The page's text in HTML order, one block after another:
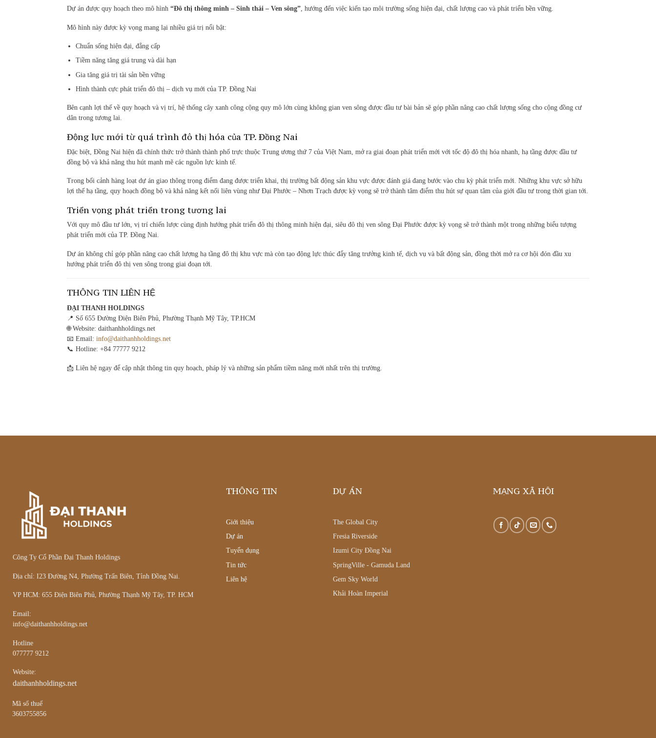
Dự án được quy hoạch theo mô hình “Đô thị thông minh – Sinh thái – Ven sông” , hướng đến việc kiến tạo môi trường sống hiện đại, chất lượng cao và phát triển bền vững.
Mô hình này được kỳ vọng mang lại nhiều giá trị nổi bật:
Chuẩn sống hiện đại, đẳng cấp
Tiềm năng tăng giá trung và dài hạn
Gia tăng giá trị tài sản bền vững
Hình thành cực phát triển đô thị – dịch vụ mới của TP. Đồng Nai
Bên cạnh lợi thế về quy hoạch và vị trí, hệ thống cây xanh công cộng quy mô lớn cùng không gian ven sông được đầu tư bài bản sẽ góp phần nâng cao chất lượng sống cho cộng đồng cư
dân trong tương lai.
Động lực mới từ quá trình đô thị hóa của TP. Đồng Nai
Đặc biệt, Đồng Nai hiện đã chính thức trở thành thành phố trực thuộc Trung ương thứ 7 của Việt Nam, mở ra giai đoạn phát triển mới với tốc độ đô thị hóa nhanh, hạ tầng được đầu tư
đồng bộ và khả năng thu hút mạnh mẽ các nguồn lực kinh tế.
Trong bối cảnh hàng loạt dự án giao thông trọng điểm đang được triển khai, thị trường bất động sản khu vực được đánh giá đang bước vào chu kỳ phát triển mới. Những khu vực sở hữu
lợi thế hạ tầng, quy hoạch đồng bộ và khả năng kết nối liên vùng như Đại Phước – Nhơn Trạch được kỳ vọng sẽ trở thành tâm điểm thu hút sự quan tâm của giới đầu tư trong thời gian tới.
Triển vọng phát triển trong tương lai
Với quy mô đầu tư lớn, vị trí chiến lược cùng định hướng phát triển đô thị thông minh hiện đại, siêu đô thị ven sông Đại Phước được kỳ vọng sẽ trở thành một trong những biểu tượng
phát triển mới của TP. Đồng Nai.
Dự án không chỉ góp phần nâng cao chất lượng hạ tầng đô thị khu vực mà còn tạo động lực thúc đẩy tăng trưởng kinh tế, dịch vụ và bất động sản, đồng thời mở ra cơ hội đón đầu xu
hướng phát triển đô thị ven sông trong giai đoạn tới.
THÔNG TIN LIÊN HỆ
ĐẠI THANH HOLDINGS
📍 Số 655 Đường Điện Biên Phủ, Phường Thạnh Mỹ Tây, TP.HCM
🌐 Website: daithanhholdings.net
📧 Email: info@daithanhholdings.net
📞 Hotline: +84 77777 9212
📩 Liên hệ ngay để cập nhật thông tin quy hoạch, pháp lý và những sản phẩm tiềm năng mới nhất trên thị trường.
Công Ty Cổ Phần Đại Thanh Holdings
Địa chỉ: I23 Đường N4, Phường Trấn Biên, Tỉnh Đồng Nai.
VP HCM: 655 Điện Biên Phủ, Phường Thạnh Mỹ Tây, TP. HCM
Email:
info@daithanhholdings.net
Hotline
077777 9212
Website:
daithanhholdings.net
Mã số thuế
3603755856
THÔNG TIN
Giới thiệu
Dự án
Tuyển dụng
Tin tức
Liên hệ
DỰ ÁN
The Global City
Fresia Riverside
Izumi City Đồng Nai
SpringVille - Gamuda Land
Gem Sky World
Khải Hoàn Imperial
MẠNG XÃ HỘI